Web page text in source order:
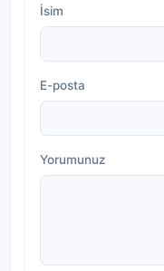
İsim
E-posta
Yorumunuz